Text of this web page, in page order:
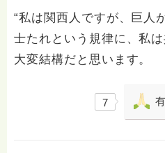
“私は関西人ですが、巨人
士たれという規律に、私
大変結構だと思います。
7